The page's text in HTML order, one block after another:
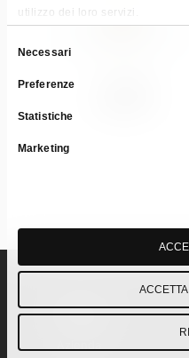
utilizzo dei loro servizi.
Selezione
consenso
Necessari
Preferenze
Statistiche
Marketing
Pagine